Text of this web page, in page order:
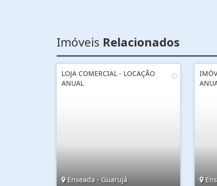
Imóveis Relacionados
LOJA COMERCIAL - LOCAÇÃO
ANUAL
Enseada - Guarujá